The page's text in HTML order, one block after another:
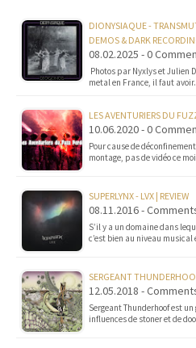
DIONYSIAQUE -
DEMOS & DARK
08.02.2025 - 0
Photos par Nyxlys et Julien
metal en France, il faut
LES AVENTURIERS DU
10.06.2020 - 0
Pour cause de
montage, pas de vidéo ce
SUPERLYNX - LVX | REVIEW
08.11.2016 -
S’il y a un domaine dans
c’est bien au niveau
SERGEANT
12.05.2018 -
Sergeant Thunderhoof est
influences de stoner et de